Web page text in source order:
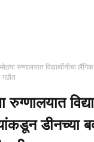
रुग्णालयात विद्यार्थीनीचा
डीनच्या